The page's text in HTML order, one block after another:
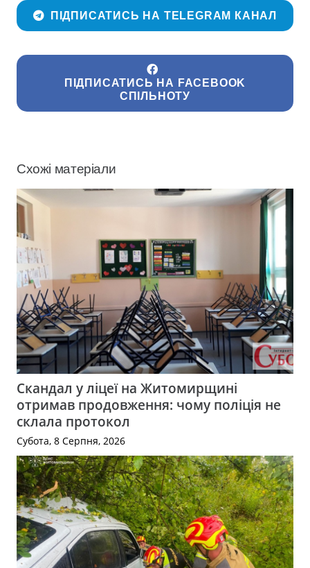
ПІДПИСАТИСЬ НА TELEGRAM КАНАЛ
ПІДПИСАТИСЬ НА FACEBOOK
СПІЛЬНОТУ
Схожі матеріали
Скандал у ліцеї на Житомирщині
отримав продовження: чому поліція не
склала протокол
Субота, 8 Серпня, 2026